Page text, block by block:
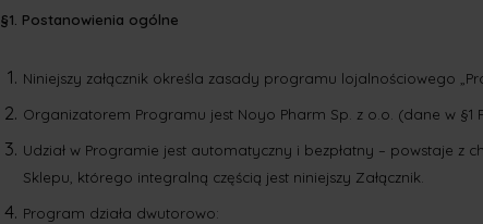
§1. Postanowienia ogólne
Niniejszy załącznik określa zasady programu lojalnościowego
Organizatorem Programu jest Noyo Pharm Sp. z o.o. (dane w §1
Udział w Programie jest automatyczny i bezpłatny – powstaje z
Sklepu, którego integralną częścią jest niniejszy Załącznik.
Program